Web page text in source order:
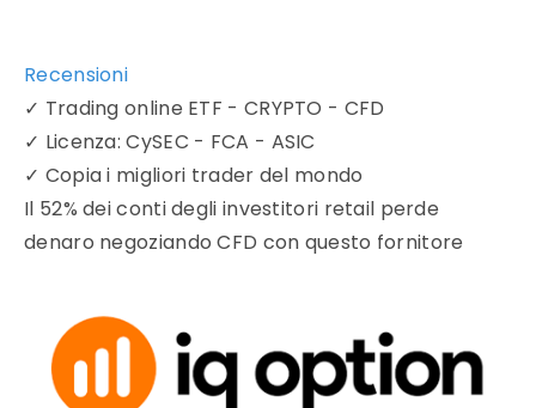
Recensioni
✓ Trading online ETF - CRYPTO - CFD
✓ Licenza: CySEC - FCA - ASIC
✓ Copia i migliori trader del mondo
Il 52% dei conti degli investitori retail perde
denaro negoziando CFD con questo fornitore